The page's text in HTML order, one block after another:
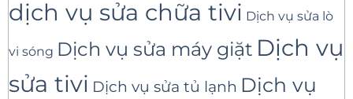
dịch vụ sửa chữa tivi Dịch vụ sửa lò
vi sóng Dịch vụ sửa máy giặt Dịch vụ
sửa tivi Dịch vụ sửa tủ lạnh Dịch vụ